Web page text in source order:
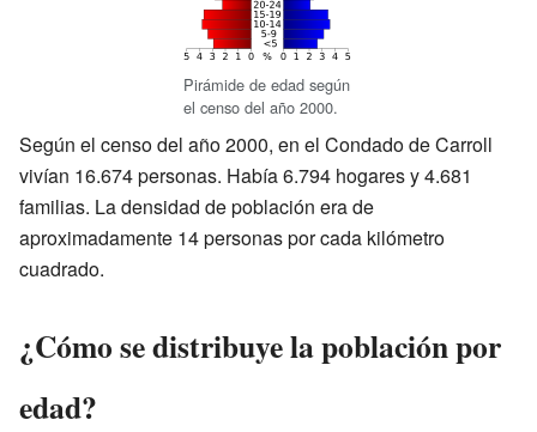
Pirámide de edad según
el censo del año 2000.
Según el censo del año 2000, en el Condado de Carroll
vivían 16.674 personas. Había 6.794 hogares y 4.681
familias. La densidad de población era de
aproximadamente 14 personas por cada kilómetro
cuadrado.
¿Cómo se distribuye la población por
edad?